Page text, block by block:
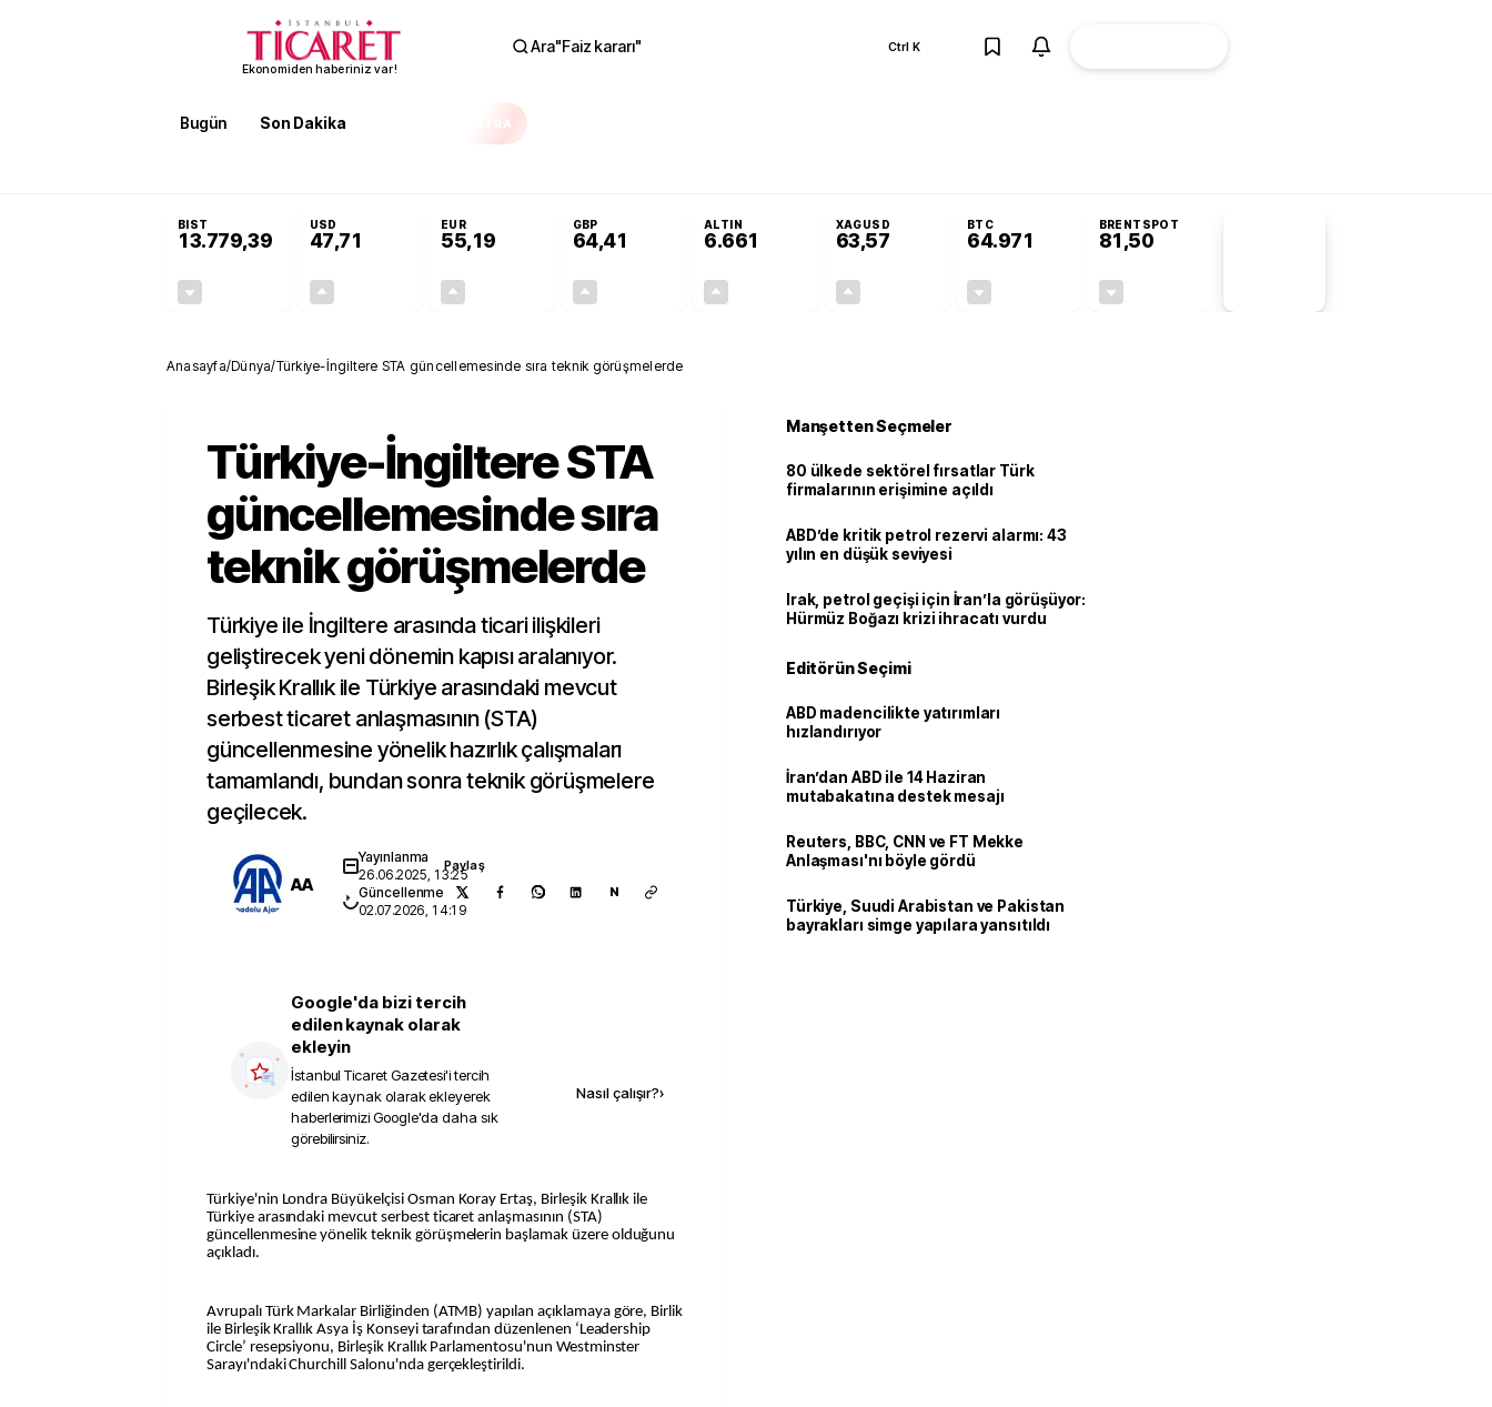
Ekonomiden haberiniz var!
Ara"Faiz kararı" Ctrl K
Bugün Son Dakika EKSTRA
BIST
13.779,39
USD
47,71
EUR
55,19
GBP
64,41
ALTIN
6.661
XAGUSD
63,57
BTC
64.971
BRENTSPOT
81,50
Anasayfa/Dünya/Türkiye-İngiltere STA güncellemesinde sıra teknik görüşmelerde
Türkiye-İngiltere STA
güncellemesinde sıra
teknik görüşmelerde
Türkiye ile İngiltere arasında ticari ilişkileri
geliştirecek yeni dönemin kapısı aralanıyor.
Birleşik Krallık ile Türkiye arasındaki mevcut
serbest ticaret anlaşmasının (STA)
güncellenmesine yönelik hazırlık çalışmaları
tamamlandı, bundan sonra teknik görüşmelere
geçilecek.
AA
Yayınlanma
26.06.2025, 13:25
Güncellenme
02.07.2026, 14:19
Paylaş
N
Google'da bizi tercih
edilen kaynak olarak
ekleyin
İstanbul Ticaret Gazetesi'i tercih
edilen kaynak olarak ekleyerek
haberlerimizi Google'da daha sık
görebilirsiniz.
Nasıl çalışır?›
Türkiye'nin Londra Büyükelçisi Osman Koray Ertaş, Birleşik Krallık ile
Türkiye arasındaki mevcut serbest ticaret anlaşmasının (STA)
güncellenmesine yönelik teknik görüşmelerin başlamak üzere olduğunu
açıkladı.
Avrupalı Türk Markalar Birliğinden (ATMB) yapılan açıklamaya göre, Birlik
ile Birleşik Krallık Asya İş Konseyi tarafından düzenlenen ‘Leadership
Circle’ resepsiyonu, Birleşik Krallık Parlamentosu'nun Westminster
Sarayı'ndaki Churchill Salonu'nda gerçekleştirildi.
Manşetten Seçmeler
80 ülkede sektörel fırsatlar Türk
firmalarının erişimine açıldı
ABD’de kritik petrol rezervi alarmı: 43
yılın en düşük seviyesi
Irak, petrol geçişi için İran’la görüşüyor:
Hürmüz Boğazı krizi ihracatı vurdu
Editörün Seçimi
ABD madencilikte yatırımları
hızlandırıyor
İran’dan ABD ile 14 Haziran
mutabakatına destek mesajı
Reuters, BBC, CNN ve FT Mekke
Anlaşması'nı böyle gördü
Türkiye, Suudi Arabistan ve Pakistan
bayrakları simge yapılara yansıtıldı